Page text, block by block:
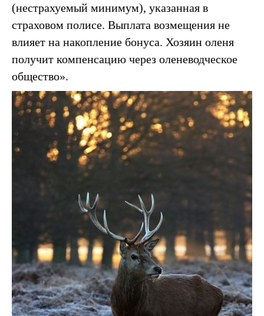
(нестрахуемый минимум), указанная в
страховом полисе. Выплата возмещения не
влияет на накопление бонуса. Хозяин оленя
получит компенсацию через оленеводческое
общество».